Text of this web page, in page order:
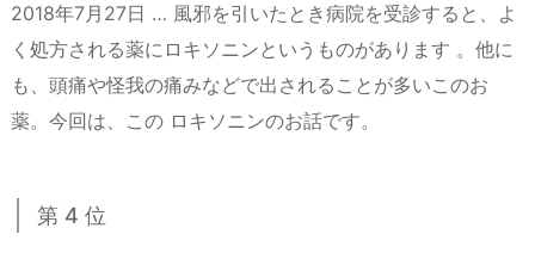
2018年7月27日 … 風邪を引いたとき病院を受診すると、よ
く処方される薬にロキソニンというものがあります 。他に
も、頭痛や怪我の痛みなどで出されることが多いこのお
薬。今回は、この ロキソニンのお話です。
第 4 位